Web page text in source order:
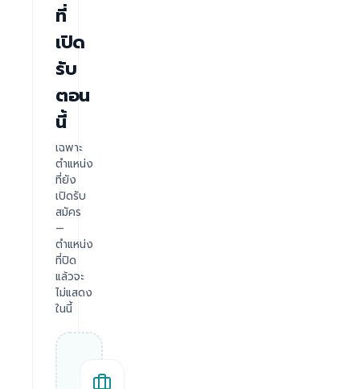
ที่
เปิด
รับ
ตอน
นี้
เฉพาะ
ตำแหน่ง
ที่ยัง
เปิดรับ
สมัคร
—
ตำแหน่ง
ที่ปิด
แล้วจะ
ไม่แสดง
ในนี้